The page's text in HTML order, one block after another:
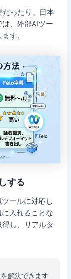
だったり、日本
、外部AIツー
す。
する
ールに対応し
入れることな
し、リアルタ
解決できます